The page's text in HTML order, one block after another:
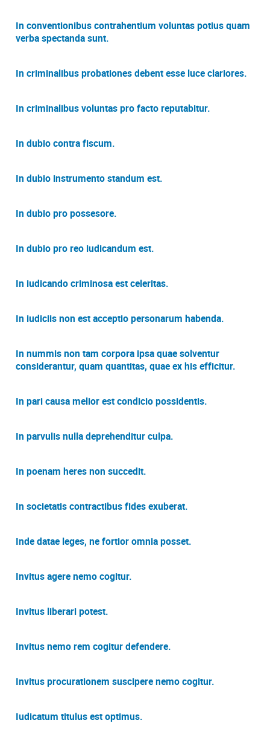
In conventionibus contrahentium voluntas potius quam
verba spectanda sunt.
In criminalibus probationes debent esse luce clariores.
In criminalibus voluntas pro facto reputabitur.
In dubio contra fiscum.
In dubio instrumento standum est.
In dubio pro possesore.
In dubio pro reo iudicandum est.
In iudicando criminosa est celeritas.
In iudiciis non est acceptio personarum habenda.
In nummis non tam corpora ipsa quae solventur
considerantur, quam quantitas, quae ex his efficitur.
In pari causa melior est condicio possidentis.
In parvulis nulla deprehenditur culpa.
In poenam heres non succedit.
In societatis contractibus fides exuberat.
Inde datae leges, ne fortior omnia posset.
Invitus agere nemo cogitur.
Invitus liberari potest.
Invitus nemo rem cogitur defendere.
Invitus procurationem suscipere nemo cogitur.
Iudicatum titulus est optimus.